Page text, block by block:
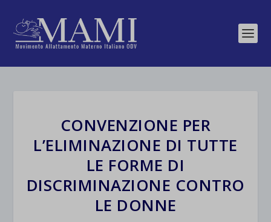
CONVENZIONE PER
L’ELIMINAZIONE DI TUTTE
LE FORME DI
DISCRIMINAZIONE CONTRO
LE DONNE